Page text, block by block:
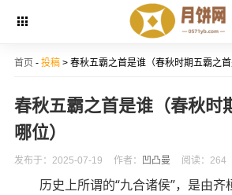
首页 - 投稿> 春秋五霸之首是谁（春秋时期五霸之首
春秋五霸之首是谁（春秋时
哪位）
发布于：2025-07-19 作者： 凹凸曼 阅读：264
历史上所谓的“九合诸侯”，是由齐